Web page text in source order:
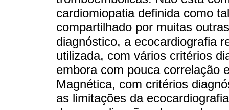
cardiomiopatia definida como
compartilhado por muitas
diagnóstico, a ecocardiografia
utilizada, com vários critérios
embora com pouca correlação
Magnética, com critérios
as limitações da